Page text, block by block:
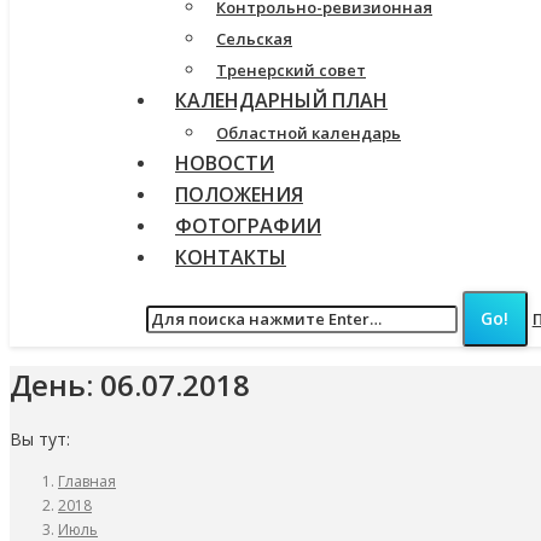
Контрольно-ревизионная
Сельская
Тренерский совет
КАЛЕНДАРНЫЙ ПЛАН
Областной календарь
НОВОСТИ
ПОЛОЖЕНИЯ
ФОТОГРАФИИ
КОНТАКТЫ
День: 06.07.2018
Вы тут:
Главная
2018
Июль